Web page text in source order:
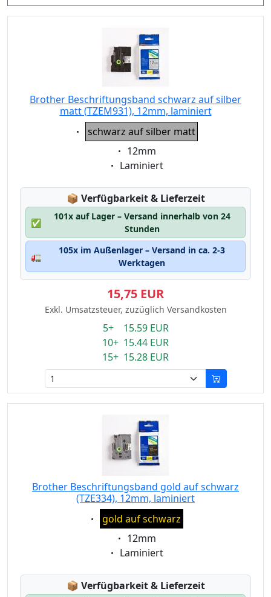
Brother Beschriftungsband schwarz auf silber
matt (TZEM931), 12mm, laminiert
Eigenschaft:
schwarz auf silber matt
Eigenschaft:
12mm
Eigenschaft:
Laminiert
📦 Lagerstatus:
Verfügbarkeit & Lieferzeit
✅
101x auf Lager – Versand innerhalb von 24
Stunden
🚛
105x im Außenlager – Versand in ca. 2-3
Werktagen
15,75 EUR
Exkl. Umsatzsteuer, zuzüglich Versandkosten
5+ 15.59 EUR
10+ 15.44 EUR
15+ 15.28 EUR
Brother Beschriftungsband gold auf schwarz
(TZE334), 12mm, laminiert
Eigenschaft:
gold auf schwarz
Eigenschaft:
12mm
Eigenschaft:
Laminiert
📦 Lagerstatus:
Verfügbarkeit & Lieferzeit